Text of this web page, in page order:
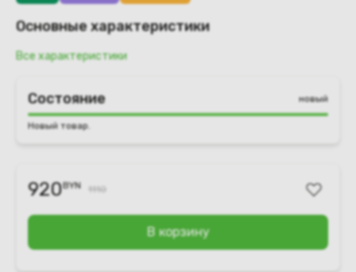
Основные характеристики
Все характеристики
Состояние новый
Новый товар.
920BYN 1110
В корзину